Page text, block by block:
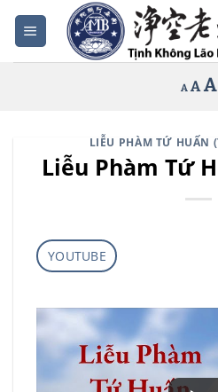
Bỏ
qua
nội
A
size.
A A
LIỄU PHÀM TỨ HUẤN
Liễu Phàm Tứ
YOUTUBE